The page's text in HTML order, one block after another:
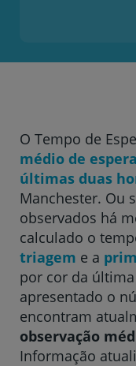
Hospital
Clínica
O Tempo de
médio de espera
últimas duas
Manchester. Ou
observados há
calculado o
triagem e a
por cor da
apresentado o
encontram
observação
Informação